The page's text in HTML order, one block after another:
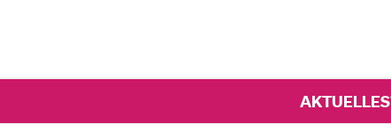
AKTUELLES